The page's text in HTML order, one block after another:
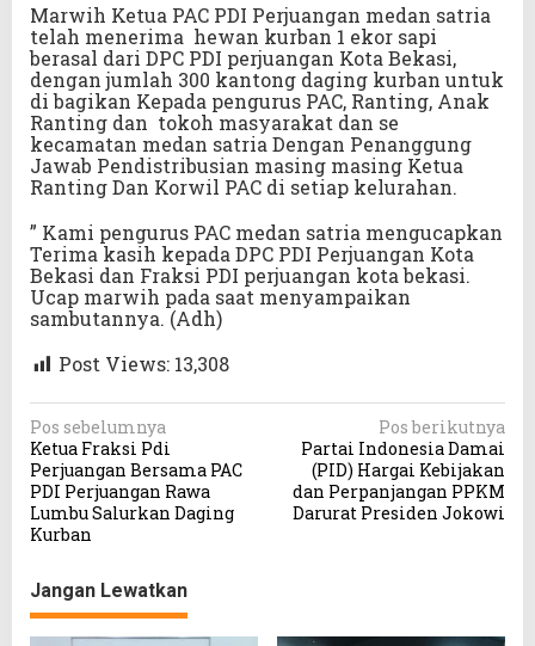
Marwih Ketua PAC PDI Perjuangan medan satria
telah menerima hewan kurban 1 ekor sapi
berasal dari DPC PDI perjuangan Kota Bekasi,
dengan jumlah 300 kantong daging kurban untuk
di bagikan Kepada pengurus PAC, Ranting, Anak
Ranting dan tokoh masyarakat dan se
kecamatan medan satria Dengan Penanggung
Jawab Pendistribusian masing masing Ketua
Ranting Dan Korwil PAC di setiap kelurahan.
” Kami pengurus PAC medan satria mengucapkan
Terima kasih kepada DPC PDI Perjuangan Kota
Bekasi dan Fraksi PDI perjuangan kota bekasi.
Ucap marwih pada saat menyampaikan
sambutannya. (Adh)
Post Views: 13,308
N
a
v
i
a
s
Pos sebelumnya
Ketua Fraksi Pdi
Perjuangan Bersama PAC
PDI Perjuangan Rawa
Lumbu Salurkan Daging
Kurban
Pos berikutnya
Partai Indonesia Damai
(PID) Hargai Kebijakan
dan Perpanjangan PPKM
Darurat Presiden Jokowi
Jangan Lewatkan